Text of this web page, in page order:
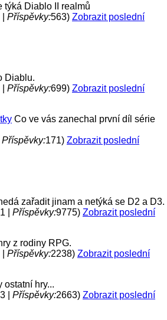
týká Diablo II realmů
Příspěvky:563) Zobrazit poslední
Diablu.
Příspěvky:699) Zobrazit poslední
Co ve vás zanechal první díl série
Příspěvky:171) Zobrazit poslední
zařadit jinam a netýká se D2 a D3.
| Příspěvky:9775) Zobrazit poslední
z rodiny RPG.
Příspěvky:2238) Zobrazit poslední
ostatní hry...
| Příspěvky:2663) Zobrazit poslední